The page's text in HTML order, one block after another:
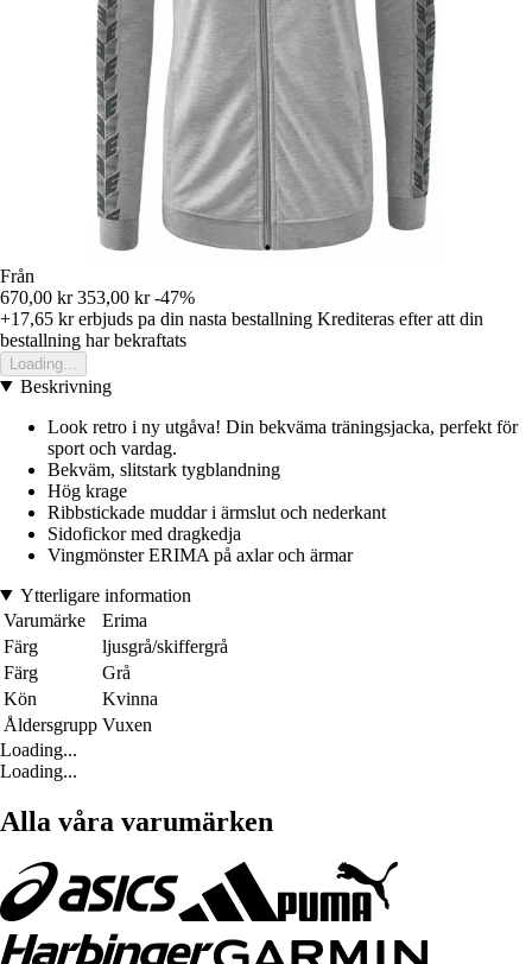
Från
670,00 kr 353,00 kr -47%
+17,65 krerbjuds pa din nasta bestallning Krediteras efter att din
bestallning har bekraftats
Loading...
Beskrivning
Look retro i ny utgåva! Din bekväma träningsjacka, perfekt för
sport och vardag.
Bekväm, slitstark tygblandning
Hög krage
Ribbstickade muddar i ärmslut och nederkant
Sidofickor med dragkedja
Vingmönster ERIMA på axlar och ärmar
Ytterligare information
Varumärke
Erima
Färg
ljusgrå/skiffergrå
Färg
Grå
Kön
Kvinna
Åldersgrupp Vuxen
Loading...
Loading...
Alla våra varumärken